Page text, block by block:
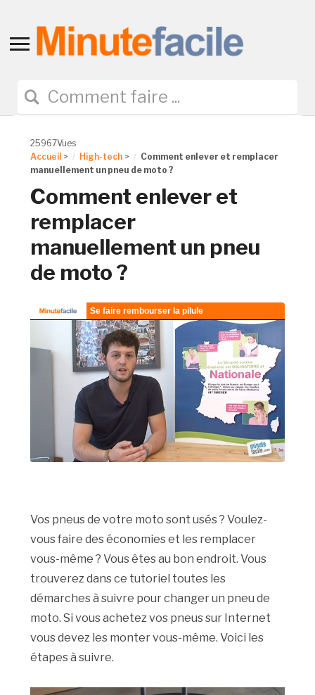
Toggle
navigation
25967Vues
Accueil > High-tech >
Comment enlever et remplacer
manuellement un pneu de moto ?
Comment enlever et
remplacer
manuellement un pneu
de moto ?
Vos pneus de votre moto sont usés ? Voulez-
vous faire des économies et les remplacer
vous-même ? Vous êtes au bon endroit. Vous
trouverez dans ce tutoriel toutes les
démarches à suivre pour changer un pneu de
moto. Si vous achetez vos pneus sur Internet
vous devez les monter vous-même. Voici les
étapes à suivre.